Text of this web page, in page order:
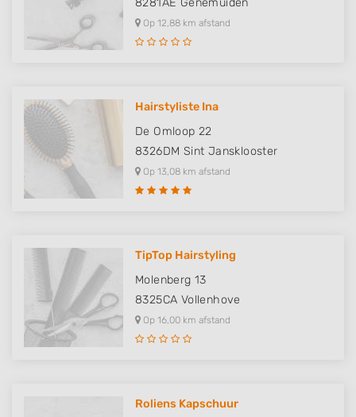
8281AE Genemuiden
Op 12,88 km afstand
Hairstyliste Ina
De Omloop 22
8326DM Sint Jansklooster
Op 13,08 km afstand
TipTop Hairstyling
Molenberg 13
8325CA Vollenhove
Op 16,00 km afstand
Roliens Kapschuur